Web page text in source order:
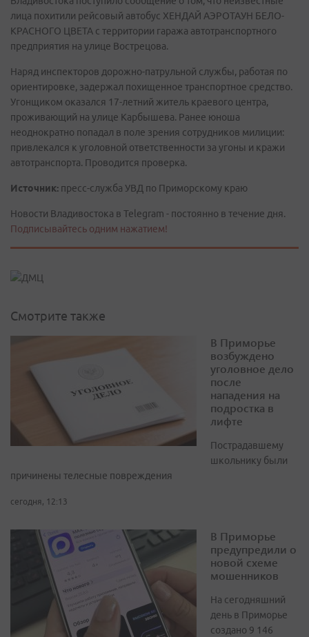
лица похитили рейсовый автобус ХЕНДАЙ АЭРОТАУН БЕЛО-
КРАСНОГО ЦВЕТА с территории гаража автотранспортного
предприятия на улице Вострецова.
Наряд инспекторов дорожно-патрульной службы, работая по
ориентировке, задержал похищенное транспортное средство.
Угонщиком оказался 17-летний житель краевого центра,
проживающий на улице Карбышева. Ранее юноша
неоднократно попадал в поле зрения сотрудников милиции:
привлекался к уголовной ответственности за угоны и кражи
автотранспорта. Проводится проверка.
Источник: пресс-служба УВД по Приморскому краю
Новости Владивостока в Telegram - постоянно в течение дня.
Подписывайтесь одним нажатием!
Смотрите также
В Приморье
возбуждено
уголовное дело
после
нападения на
подростка в
лифте
Пострадавшему
школьнику были
причинены телесные повреждения
сегодня, 12:13
В Приморье
предупредили о
новой схеме
мошенников
На сегодняшний
день в Приморье
создано 9 146